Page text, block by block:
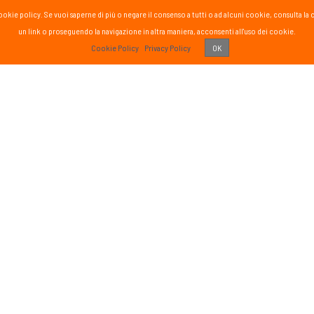
policy. Se vuoi saperne di più o negare il consenso a tutti o ad alcuni cookie, consulta
un link o proseguendo la navigazione in altra maniera, acconsenti all'uso dei cookie.
Cookie Policy
Privacy Policy OK